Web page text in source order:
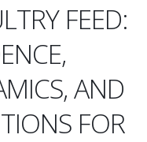
FEED:
AND
FOR